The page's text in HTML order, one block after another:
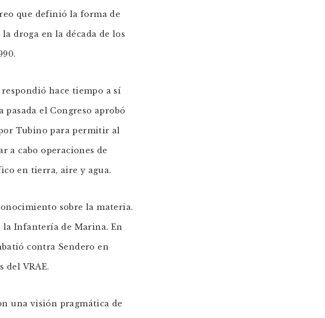
que definió la forma de
droga en la década de los
hace tiempo a sí
pasada el Congreso aprobó
Tubino para permitir al
a cabo operaciones de
en tierra, aire y agua.
sobre la materia.
Infantería de Marina. En
contra Sendero en
del VRAE.
una visión pragmática de